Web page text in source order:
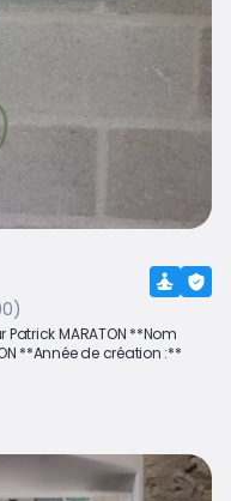
MARATON **Nom
**Année de création :**